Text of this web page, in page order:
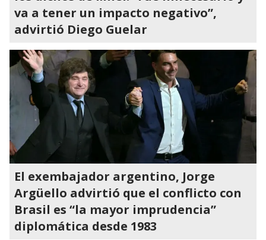
va a tener un impacto negativo”,
advirtió Diego Guelar
El exembajador argentino, Jorge
Argüello advirtió que el conflicto con
Brasil es “la mayor imprudencia”
diplomática desde 1983